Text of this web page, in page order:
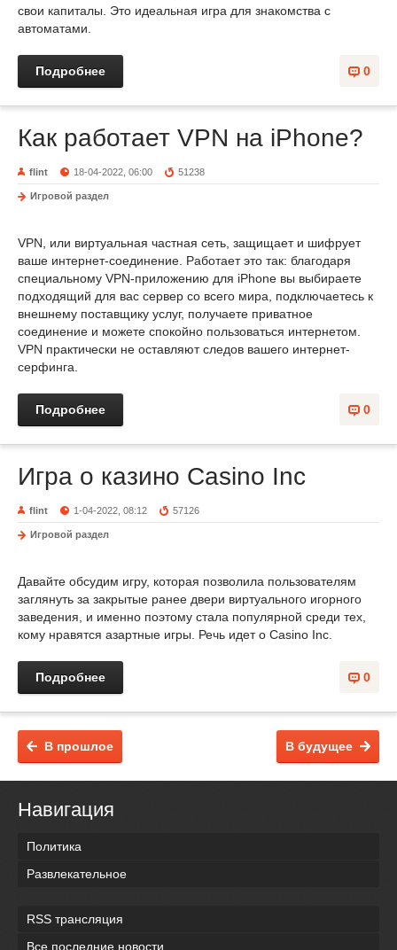
свои капиталы. Это идеальная игра для знакомства с
автоматами.
0
Подробнее
Как работает VPN на iPhone?
flint 18-04-2022, 06:00 51238
Игровой раздел
VPN, или виртуальная частная сеть, защищает и шифрует
ваше интернет-соединение. Работает это так: благодаря
специальному VPN-приложению для iPhone вы выбираете
подходящий для вас сервер со всего мира, подключаетесь к
внешнему поставщику услуг, получаете приватное
соединение и можете спокойно пользоваться интернетом.
VPN практически не оставляют следов вашего интернет-
серфинга.
0
Подробнее
Игра о казино Casino Inc
flint 1-04-2022, 08:12 57126
Игровой раздел
Давайте обсудим игру, которая позволила пользователям
заглянуть за закрытые ранее двери виртуального игорного
заведения, и именно поэтому стала популярной среди тех,
кому нравятся азартные игры. Речь идет о Casino Inc.
0
Подробнее
В будущее
В прошлое
Навигация
Политика
Развлекательное
RSS трансляция
Все последние новости